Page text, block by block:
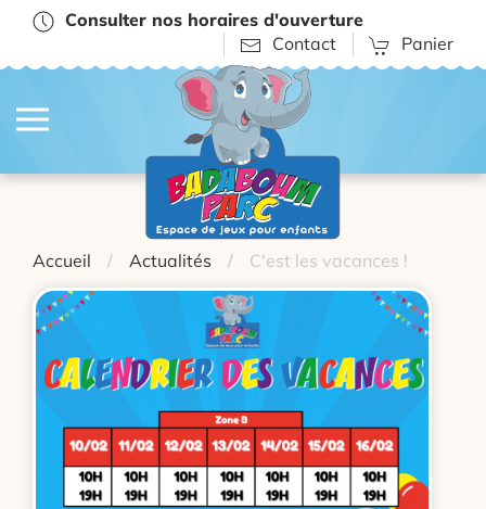
Consulter nos horaires d'ouverture
Contact
Panier
Accueil Actualités C'est les vacances !